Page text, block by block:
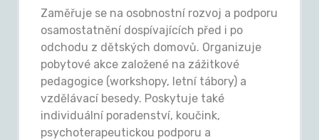
Zaměřuje se na osobnostní rozvoj a podporu
osamostatnění dospívajících před i po
odchodu z dětských domovů. Organizuje
pobytové akce založené na zážitkové
pedagogice (workshopy, letní tábory) a
vzdělávací besedy. Poskytuje také
individuální poradenství, koučink,
psychoterapeutickou podporu a